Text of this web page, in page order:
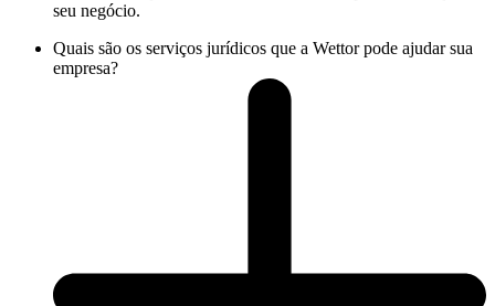
seu negócio.
Quais são os serviços jurídicos que a Wettor pode ajudar sua
empresa?